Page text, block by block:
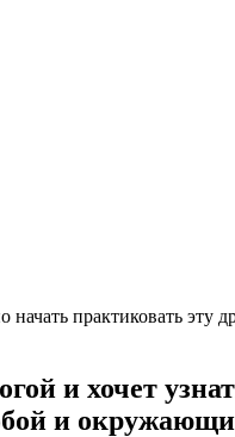
начать практиковать эту
и хочет
и